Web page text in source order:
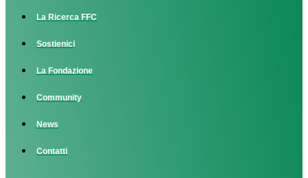
La Ricerca FFC
Sostienici
La Fondazione
Community
News
Contatti